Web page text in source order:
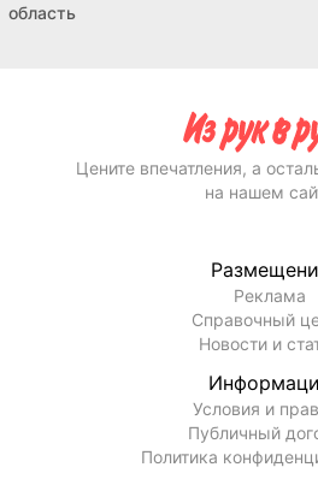
область
Цените впечатления, а
на нашем
Реклама
Справочный
Новости и
Условия и
Публичный
Политика